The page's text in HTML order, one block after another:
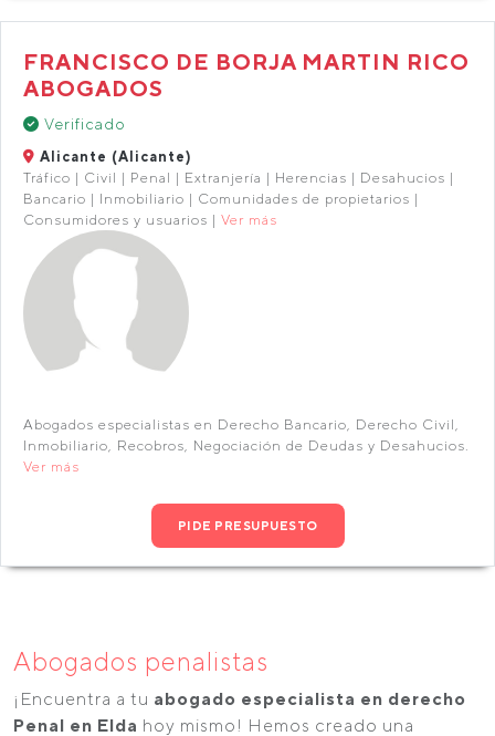
FRANCISCO DE BORJA MARTIN RICO
ABOGADOS
Verificado
Alicante (Alicante)
Tráfico | Civil | Penal | Extranjería | Herencias | Desahucios |
Bancario | Inmobiliario | Comunidades de propietarios |
Consumidores y usuarios | Ver más
Abogados especialistas en Derecho Bancario, Derecho Civil,
Inmobiliario, Recobros, Negociación de Deudas y Desahucios.
Ver más
PIDE PRESUPUESTO
Abogados penalistas
¡Encuentra a tu abogado especialista en derecho
Penal en Elda hoy mismo! Hemos creado una